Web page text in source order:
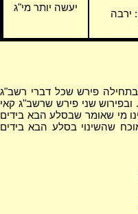
ירבה
יעשה יותר מי"ג
פירש שכל דברי רשב"ג
ובפירוש שני פירש שרשב"ג קאי
מי שאומר שבסלע הבא בידים
שהשינוי בסלע הבא בידים